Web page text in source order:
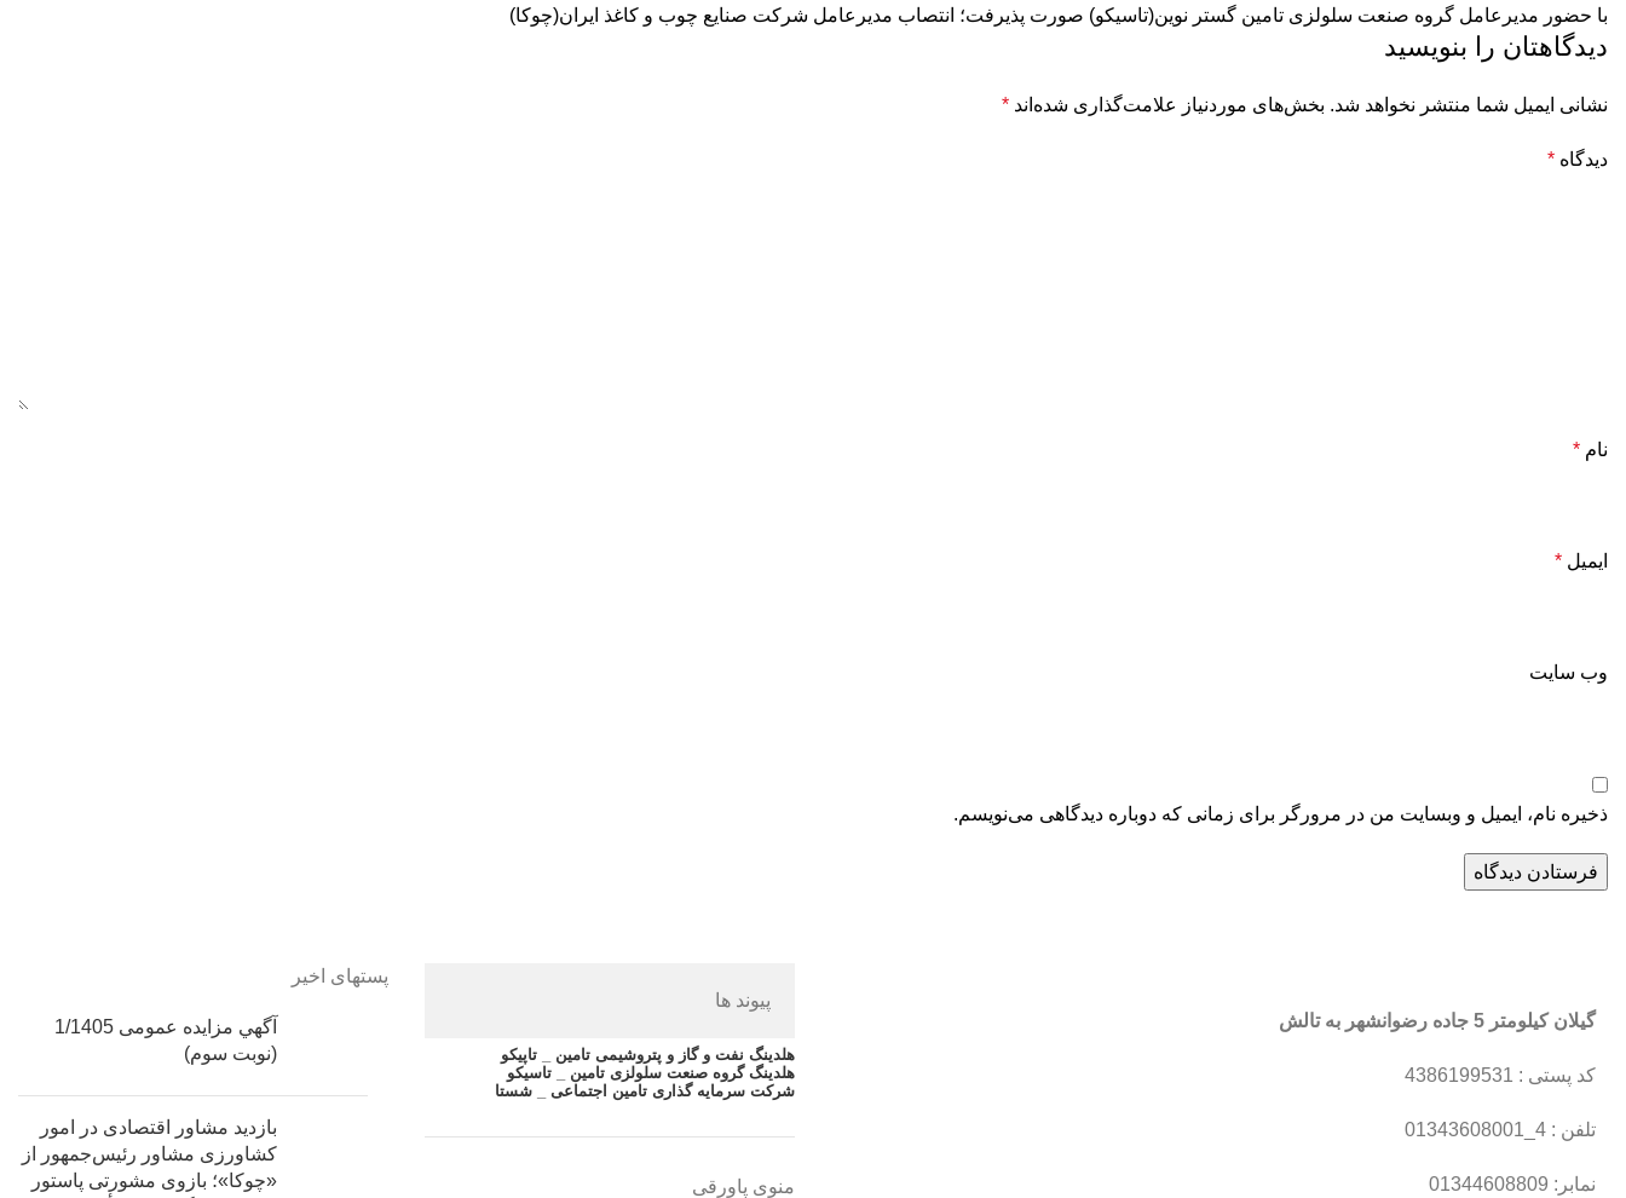
با حضور مدیرعامل گروه صنعت سلولزی تامین گستر نوین(تاسیکو) صورت پذیرفت؛ انتصاب مدیرعامل شرکت صنایع چوب و کاغذ ایران(چوکا)
دیدگاهتان را بنویسید
نشانی ایمیل شما منتشر نخواهد شد. بخش‌های موردنیاز علامت‌گذاری شده‌اند *
دیدگاه *
نام *
ایمیل *
وب‌ سایت
ذخیره نام، ایمیل و وبسایت من در مرورگر برای زمانی که دوباره دیدگاهی می‌نویسم.
گیلان کیلومتر 5 جاده رضوانشهر به تالش
کد پستی : 4386199531
تلفن : 4_01343608001
نمابر: 01344608809
پیوند ها
هلدینگ نفت و گاز و پتروشیمی تامین _ تاپیکو
هلدینگ گروه صنعت سلولزی تامین _ تاسیکو
شرکت سرمایه گذاری تامین اجتماعی _ شستا
منوی پاورقی
پستهای اخیر
آگهي مزایده عمومی 1/1405
(نوبت سوم)
بازدید مشاور اقتصادی در امور
کشاورزی مشاور رئیس‌جمهور از
«چوکا»؛ بازوی مشورتی پاستور